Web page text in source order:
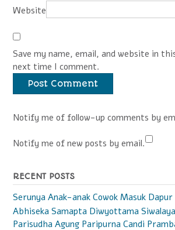
Website
Save my name, email, and website in
next time I comment.
Notify me of follow-up comments by
Notify me of new posts by email.
RECENT POSTS
Serunya Anak-anak Cowok Masuk Dapur
Abhiseka Samapta Diwyottama Siwalaya
Parisudha Agung Paripurna Candi